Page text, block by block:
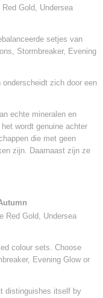
Gold, Undersea
setjes van
Stormbreaker, Evening
zich door een
echte mineralen en
wordt genuine achter
die met geen
zijn. Daarnaast zijn ze
Red Gold, Undersea
colour sets. Choose
Evening Glow or
distinguishes itself by